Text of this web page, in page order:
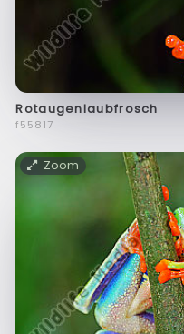
Rotaugenlaubfrosch
f55817
Zoom